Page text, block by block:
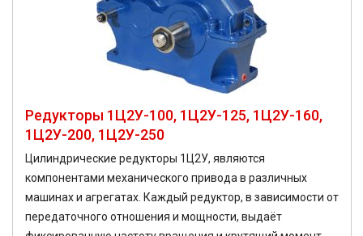
Редукторы 1Ц2У-100, 1Ц2У-125, 1Ц2У-160,
1Ц2У-200, 1Ц2У-250
Цилиндрические редукторы 1Ц2У, являются
компонентами механического привода в различных
машинах и агрегатах. Каждый редуктор, в зависимости от
передаточного отношения и мощности, выдаёт